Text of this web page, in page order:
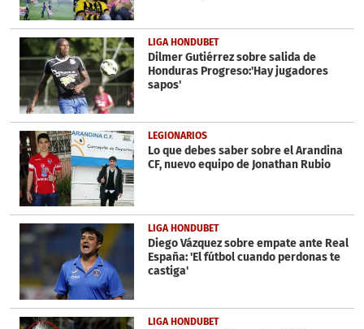
LIGA HONDUBET
Dilmer Gutiérrez sobre salida de
Honduras Progreso:'Hay jugadores
sapos'
LEGIONARIOS
Lo que debes saber sobre el Arandina
CF, nuevo equipo de Jonathan Rubio
LIGA HONDUBET
Diego Vázquez sobre empate ante Real
España: 'El fútbol cuando perdonas te
castiga'
LIGA HONDUBET